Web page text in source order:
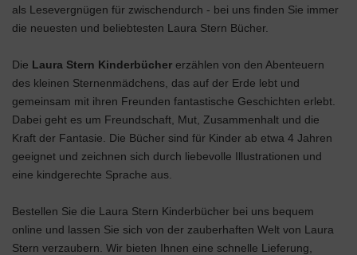
als Lesevergnügen für zwischendurch - bei uns finden Sie immer
die neuesten und beliebtesten Laura Stern Bücher.
Die Laura Stern Kinderbücher erzählen von den Abenteuern
des kleinen Sternenmädchens, das auf der Erde lebt und
gemeinsam mit ihren Freunden fantastische Geschichten erlebt.
Dabei geht es um Freundschaft, Mut, Zusammenhalt und die
Kraft der Fantasie. Die Bücher sind für Kinder ab etwa 4 Jahren
geeignet und zeichnen sich durch liebevolle Illustrationen und
eine kindgerechte Sprache aus.
Bestellen Sie die Laura Stern Kinderbücher bei uns bequem
online und lassen Sie sich von der zauberhaften Welt von Laura
Stern verzaubern. Wir bieten Ihnen eine schnelle Lieferung,